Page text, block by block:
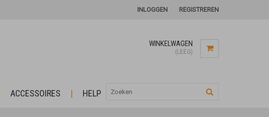
INLOGGEN REGISTREREN
WINKELWAGEN
(LEEG)
ACCESSOIRES HELP